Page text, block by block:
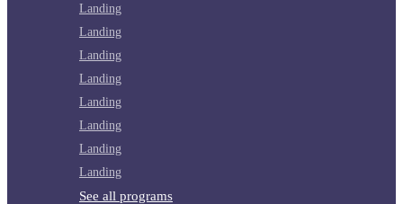
Landing
Landing
Landing
Landing
Landing
Landing
Landing
Landing
See all programs